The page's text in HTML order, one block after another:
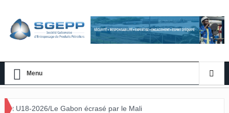
Menu
Le Gabon écrasé par le Mali